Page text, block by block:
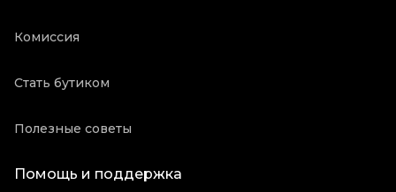
Комиссия
Стать бутиком
Полезные советы
Помощь и поддержка